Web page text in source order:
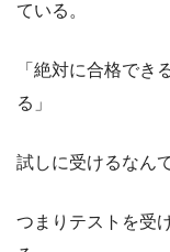
ている。
「絶対に合格でき
る」
試しに受けるなん
つまりテストを受